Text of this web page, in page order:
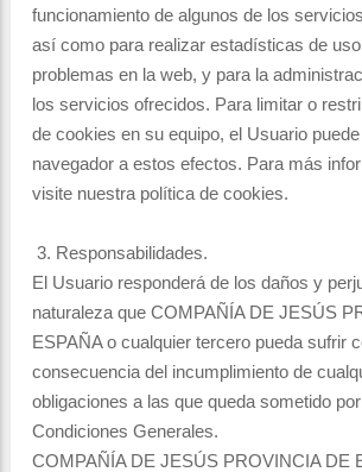
funcionamiento de algunos de los
así como para realizar estadísticas de
problemas en la web, y para la
los servicios ofrecidos. Para limitar o
de cookies en su equipo, el Usuario
navegador a estos efectos. Para más
visite nuestra política de cookies.
3. Responsabilidades.
El Usuario responderá de los daños y
naturaleza que COMPAÑÍA DE JESÚS
ESPAÑA o cualquier tercero pueda sufrir
consecuencia del incumplimiento de
obligaciones a las que queda sometido
Condiciones Generales.
COMPAÑÍA DE JESÚS PROVINCIA DE